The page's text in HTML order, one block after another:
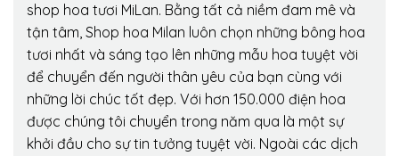
shop hoa tươi MiLan. Bằng tất cả niềm đam mê và
tận tâm, Shop hoa Milan luôn chọn những bông hoa
tươi nhất và sáng tạo lên những mẫu hoa tuyệt vời
để chuyển đến người thân yêu của bạn cùng với
những lời chúc tốt đẹp. Với hơn 150.000 điện hoa
được chúng tôi chuyển trong năm qua là một sự
khởi đầu cho sự tin tưởng tuyệt vời. Ngoài các dịch